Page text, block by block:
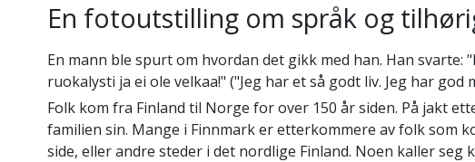
En fotoutstilling om språk og
En mann ble spurt om hvordan det gikk med han. Han svarte:
ruokalysti ja ei ole velkaa!" ("Jeg har et så godt liv. Jeg har god
Folk kom fra Finland til Norge for over 150 år siden. På jakt
familien sin. Mange i Finnmark er etterkommere av folk som
side, eller andre steder i det nordlige Finland. Noen kaller seg